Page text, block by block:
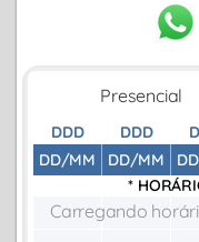
Presencial
DDD
DD/MM
DDD
DD/MM
*
Carregando